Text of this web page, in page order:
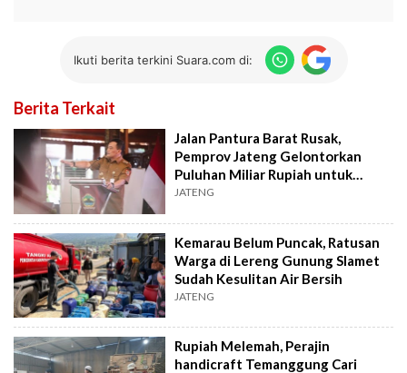
Ikuti berita terkini Suara.com di:
Berita Terkait
Jalan Pantura Barat Rusak,
Pemprov Jateng Gelontorkan
Puluhan Miliar Rupiah untuk
Perbaikan
JATENG
Kemarau Belum Puncak, Ratusan
Warga di Lereng Gunung Slamet
Sudah Kesulitan Air Bersih
JATENG
Rupiah Melemah, Perajin
handicraft Temanggung Cari